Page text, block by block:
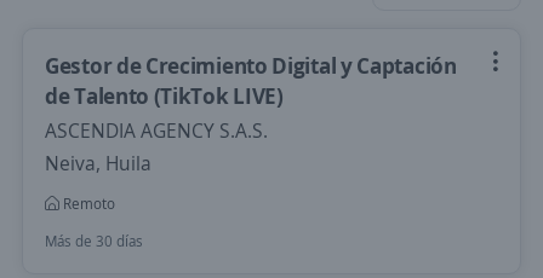
Gestor de Crecimiento Digital y Captación
de Talento (TikTok LIVE)
ASCENDIA AGENCY S.A.S.
Neiva, Huila
Remoto
Más de 30 días